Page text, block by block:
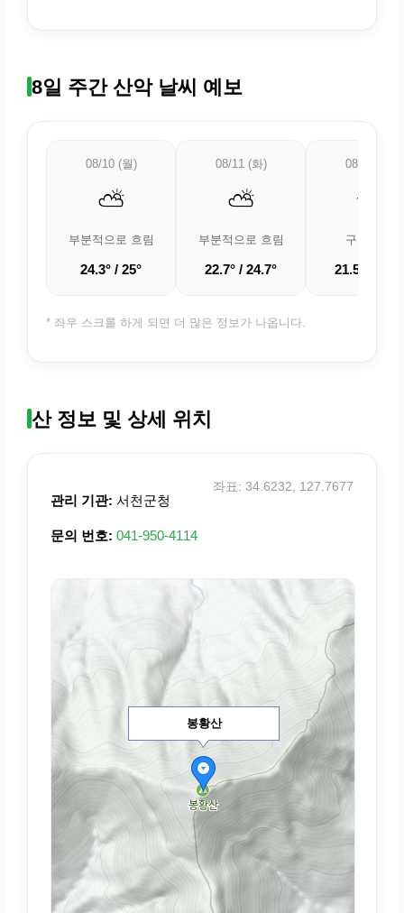
8일 주간 산악 날씨 예보
08/10 (월)
⛅
부분적으로 흐림
24.3° / 25°
08/11 (화)
⛅
부분적으로 흐림
22.7° / 24.7°
08/12 (수)
🌤️
구름 조금
21.5° /
* 좌우 스크롤 하게 되면 더 많은 정보가 나옵니다.
산 정보 및 상세 위치
관리 기관: 서천군청
문의 번호: 041-950-4114
좌표: 34.6232, 127.7677
봉황산